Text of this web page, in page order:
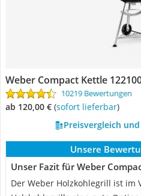
Weber Compact Kettle
10219 Bewertungen
ab 120,00 € ( Sofort lieferbar)
Preisvergleich
Unsere
Unser Fazit für Weber
Der Weber Holzkohlegrill ist im